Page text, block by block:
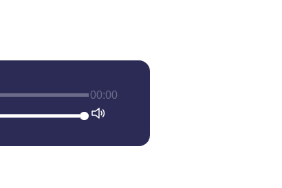
00:00